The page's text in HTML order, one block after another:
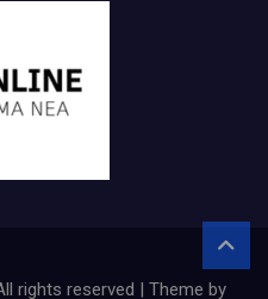
rights reserved | Theme by